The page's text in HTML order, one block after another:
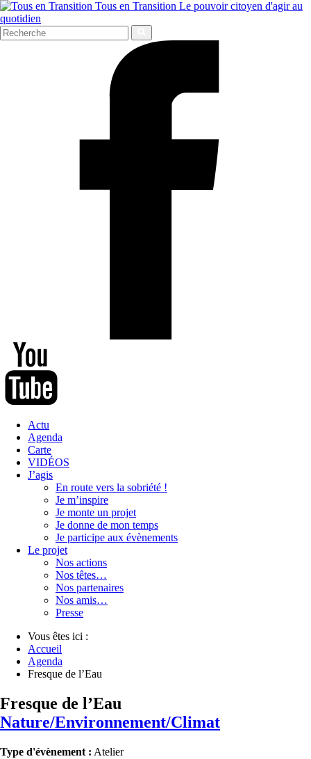
Tous en Transition Le pouvoir citoyen d'agir au
quotidien
Actu
Agenda
Carte
VIDÉOS
J’agis
En route vers la sobriété !
Je m’inspire
Je monte un projet
Je donne de mon temps
Je participe aux évènements
Le projet
Nos actions
Nos têtes…
Nos partenaires
Nos amis…
Presse
Vous êtes ici :
Accueil
Agenda
Fresque de l’Eau
Fresque de l’Eau
Nature/Environnement/Climat
Type d'évènement : Atelier